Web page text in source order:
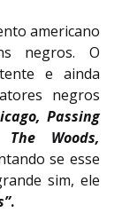
americano
negros. O
e ainda
negros
Passing
Woods,
se esse
sim, ele
.